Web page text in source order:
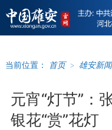
当前位置： 首页 > 雄安新闻
元宵“灯节”：
银花“赏”花灯